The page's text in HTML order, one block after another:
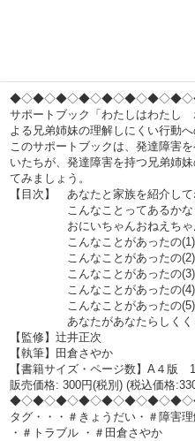
サポートブック「わたしはわたし
よる兄弟姉妹の理解しにくい行動
このサポートブックは、発達障害
いたちが、発達障害を持つ兄弟姉
てみましょう。
【目次】 あなたと家族を紹介し
こんなことってあるかな
おにいちゃんおねえちゃんの
こんなことがあったの(1)ナ
こんなことがあったの(2)
こんなことがあったの(3)ナ
こんなことがあったの(4)
こんなことがあったの(5)ナ
あなたがあなたらしくくらし
【監修】辻井正次
【執筆】田倉さやか
【書籍サイズ・ページ数】A４版
販売価格: 300円(税別) (税込価格
タグ・・・＃きょうだい・＃障害
・＃トラブル ・＃田倉さやか